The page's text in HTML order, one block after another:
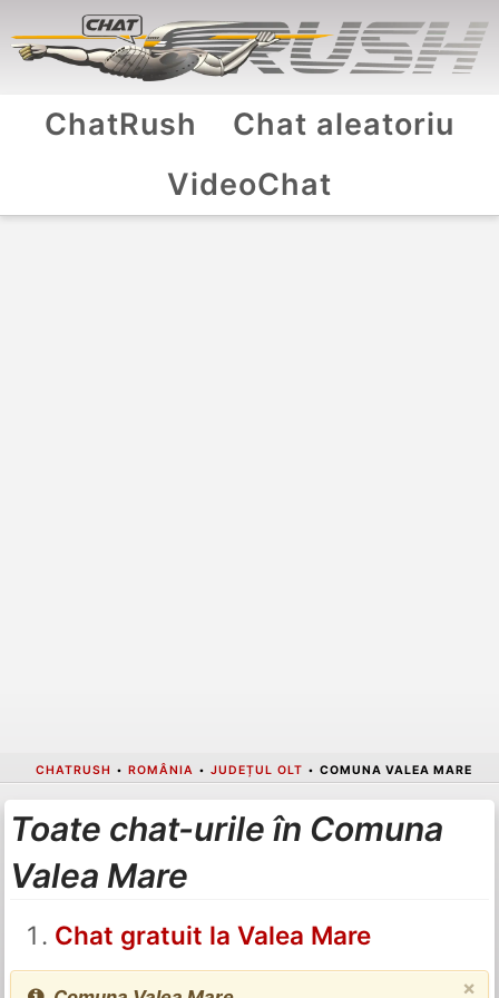
ChatRush
Chat aleatoriu
VideoChat
CHATRUSH • ROMÂNIA • JUDEȚUL OLT • COMUNA VALEA MARE
Toate chat-urile în Comuna
Valea Mare
Chat gratuit la Valea Mare
×